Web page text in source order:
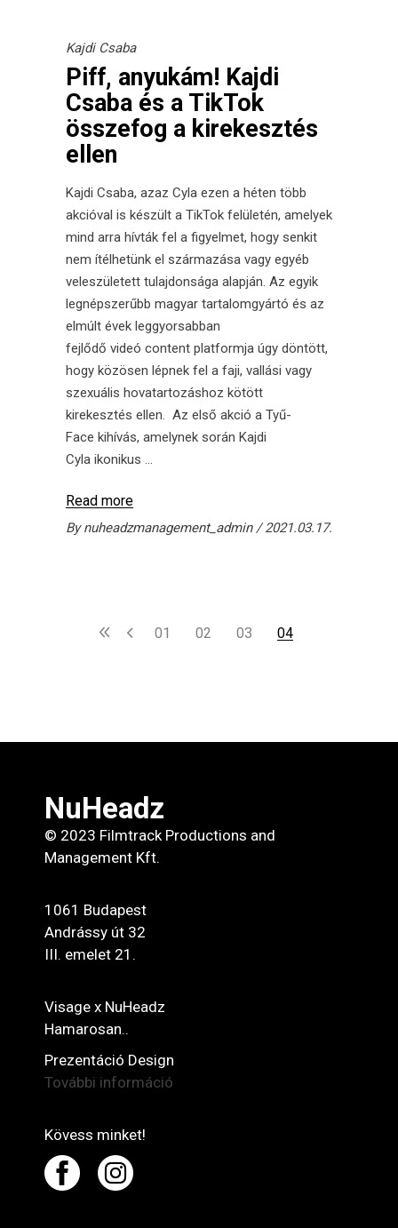
Kajdi Csaba
Piff, anyukám! Kajdi
Csaba és a TikTok
összefog a kirekesztés
ellen
Kajdi Csaba, azaz Cyla ezen a héten több
akcióval is készült a TikTok felületén, amelyek
mind arra hívták fel a figyelmet, hogy senkit
nem ítélhetünk el származása vagy egyéb
veleszületett tulajdonsága alapján. Az egyik
legnépszerűbb magyar tartalomgyártó és az
elmúlt évek leggyorsabban
fejlődő videó content platformja úgy döntött,
hogy közösen lépnek fel a faji, vallási vagy
szexuális hovatartozáshoz kötött
kirekesztés ellen. Az első akció a Tyű-
Face kihívás, amelynek során Kajdi
Cyla ikonikus
Read more
Bynuheadzmanagement_admin 2021.03.17.
1 2 3 4
NuHeadz
© 2023 Filmtrack Productions and
Management Kft.
1061 Budapest
Andrássy út 32
III. emelet 21.
Visage x NuHeadz
Hamarosan..
Prezentáció Design
További információ
Kövess minket!